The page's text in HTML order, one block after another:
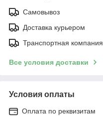
Самовывоз
Доставка курьером
Транспортная компания
Все условия доставки
Условия оплаты
Оплата по реквизитам